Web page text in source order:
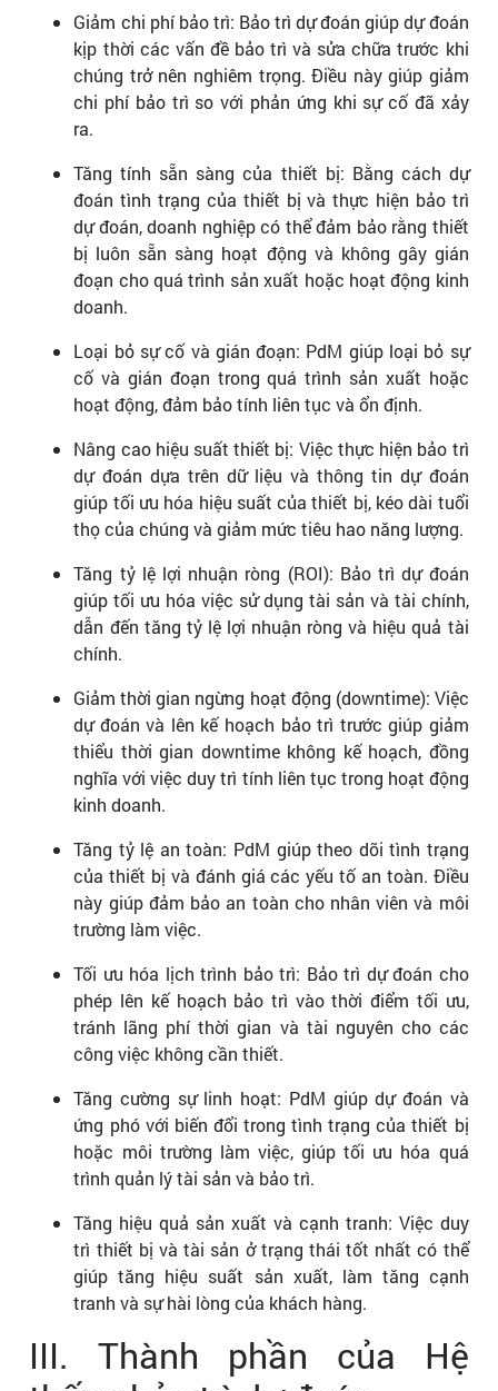
Giảm chi phí bảo trì: Bảo trì dự đoán giúp dự đoán
kịp thời các vấn đề bảo trì và sửa chữa trước khi
chúng trở nên nghiêm trọng. Điều này giúp giảm
chi phí bảo trì so với phản ứng khi sự cố đã xảy
ra.
Tăng tính sẵn sàng của thiết bị: Bằng cách dự
đoán tình trạng của thiết bị và thực hiện bảo trì
dự đoán, doanh nghiệp có thể đảm bảo rằng thiết
bị luôn sẵn sàng hoạt động và không gây gián
đoạn cho quá trình sản xuất hoặc hoạt động kinh
doanh.
Loại bỏ sự cố và gián đoạn: PdM giúp loại bỏ sự
cố và gián đoạn trong quá trình sản xuất hoặc
hoạt động, đảm bảo tính liên tục và ổn định.
Nâng cao hiệu suất thiết bị: Việc thực hiện bảo trì
dự đoán dựa trên dữ liệu và thông tin dự đoán
giúp tối ưu hóa hiệu suất của thiết bị, kéo dài tuổi
thọ của chúng và giảm mức tiêu hao năng lượng.
Tăng tỷ lệ lợi nhuận ròng (ROI): Bảo trì dự đoán
giúp tối ưu hóa việc sử dụng tài sản và tài chính,
dẫn đến tăng tỷ lệ lợi nhuận ròng và hiệu quả tài
chính.
Giảm thời gian ngừng hoạt động (downtime): Việc
dự đoán và lên kế hoạch bảo trì trước giúp giảm
thiểu thời gian downtime không kế hoạch, đồng
nghĩa với việc duy trì tính liên tục trong hoạt động
kinh doanh.
Tăng tỷ lệ an toàn: PdM giúp theo dõi tình trạng
của thiết bị và đánh giá các yếu tố an toàn. Điều
này giúp đảm bảo an toàn cho nhân viên và môi
trường làm việc.
Tối ưu hóa lịch trình bảo trì: Bảo trì dự đoán cho
phép lên kế hoạch bảo trì vào thời điểm tối ưu,
tránh lãng phí thời gian và tài nguyên cho các
công việc không cần thiết.
Tăng cường sự linh hoạt: PdM giúp dự đoán và
ứng phó với biến đổi trong tình trạng của thiết bị
hoặc môi trường làm việc, giúp tối ưu hóa quá
trình quản lý tài sản và bảo trì.
Tăng hiệu quả sản xuất và cạnh tranh: Việc duy
trì thiết bị và tài sản ở trạng thái tốt nhất có thể
giúp tăng hiệu suất sản xuất, làm tăng cạnh
tranh và sự hài lòng của khách hàng.
III. Thành phần của Hệ